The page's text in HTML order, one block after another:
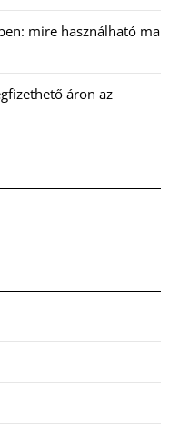
mire használható ma
áron az